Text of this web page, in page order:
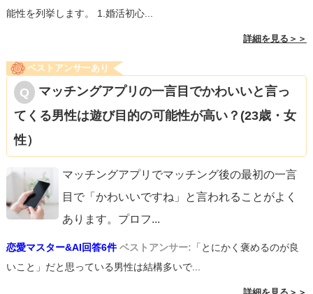
能性を列挙します。 1.婚活初心...
詳細を見る＞＞
ベストアンサーあり
マッチングアプリの一言目でかわいいと言っ
てくる男性は遊び目的の可能性が高い？(23歳・女
性）
マッチングアプリでマッチング後の最初の一言
目で「かわいいですね」と言われることがよく
あります。プロフ...
恋愛マスター&AI回答6件 ベストアンサー: 「とにかく褒めるのが良
いこと」だと思っている男性は結構多いで...